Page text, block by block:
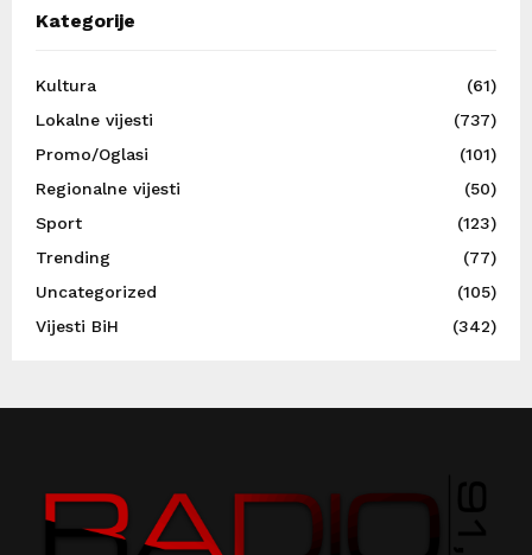
Kategorije
Kultura
(61)
Lokalne vijesti
(737)
Promo/Oglasi
(101)
Regionalne vijesti
(50)
Sport
(123)
Trending
(77)
Uncategorized
(105)
Vijesti BiH
(342)